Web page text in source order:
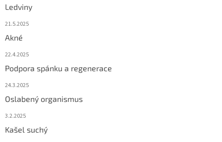
Ledviny
21.5.2025
Akné
22.4.2025
Podpora spánku a regenerace
24.3.2025
Oslabený organismus
3.2.2025
Kašel suchý